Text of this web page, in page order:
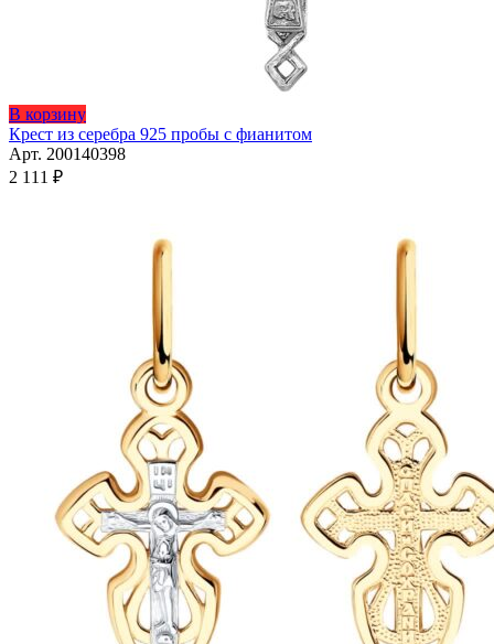
В корзинуЭтот
товар
имеет
Крест из серебра 925 пробы с фианитом
Арт. 200140398
2 111 ₽